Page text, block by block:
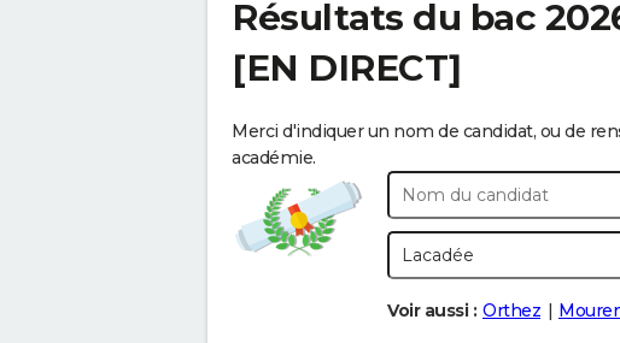
Résultats du bac
[EN DIRECT]
Merci d'indiquer un nom de candidat, ou de
académie.
Voir aussi : Orthez